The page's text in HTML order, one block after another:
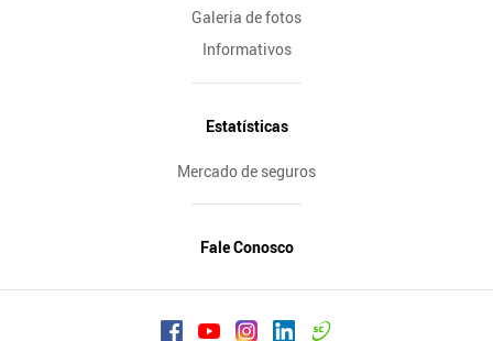
Galeria de fotos
Informativos
Estatísticas
Mercado de seguros
Fale Conosco